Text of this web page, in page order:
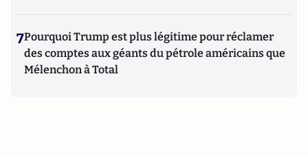
7Pourquoi Trump est plus légitime pour réclamer
des comptes aux géants du pétrole américains que
Mélenchon à Total